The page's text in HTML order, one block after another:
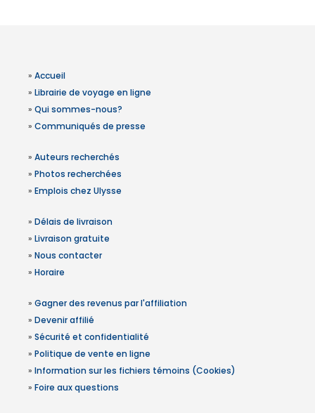
» Accueil
» Librairie de voyage en ligne
» Qui sommes-nous?
» Communiqués de presse
» Auteurs recherchés
» Photos recherchées
» Emplois chez Ulysse
» Délais de livraison
» Livraison gratuite
» Nous contacter
» Horaire
» Gagner des revenus par l'affiliation
» Devenir affilié
» Sécurité et confidentialité
» Politique de vente en ligne
» Information sur les fichiers témoins (Cookies)
» Foire aux questions